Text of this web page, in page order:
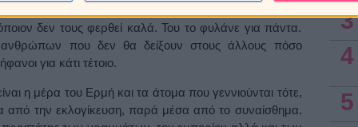
όμως ισχύει μόνο αν έχουν και από τους γύρω την
δεν τους φερθεί καλά. Του το φυλάνε για πάντα.
ανθρώπων που δεν θα δείξουν στους άλλους πόσο
για κάτι τέτοιο.
η μέρα του Ερμή και τα άτομα που γεννιούνται τότε,
από την εκλογίκευση, παρά μέσα από το συναίσθημα.
3
4
5